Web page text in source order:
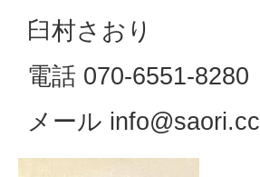
臼村さおり
電話 070-6551-8280
メール info@saori.cc